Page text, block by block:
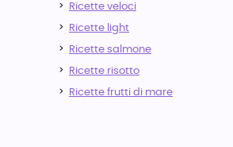
Ricette veloci
Ricette light
Ricette salmone
Ricette risotto
Ricette frutti di mare